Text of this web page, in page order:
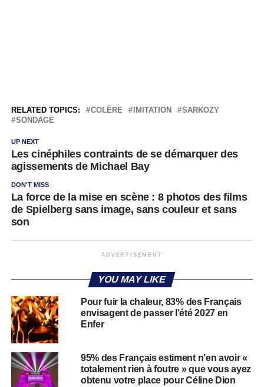
RELATED TOPICS: COLÈRE IMITATION
SARKOZY
SONDAGE
UP NEXT
Les cinéphiles contraints de se démarquer des
agissements de Michael Bay
DON'T MISS
La force de la mise en scène : 8 photos des films
de Spielberg sans image, sans couleur et sans
son
ADVERTISEMENT
YOU MAY LIKE
Pour fuir la chaleur, 83% des Français
envisagent de passer l’été 2027 en
Enfer
95% des Français estiment n’en avoir «
totalement rien à foutre » que vous ayez
obtenu votre place pour Céline Dion